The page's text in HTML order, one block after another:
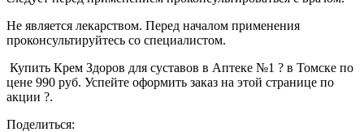
Не является лекарством. Перед началом применения
проконсультируйтесь со специалистом.
Купить Крем Здоров для суставов в Аптеке №1 ? в Томске по
цене 990 руб. Успейте оформить заказ на этой странице по
акции ?.
Поделиться: